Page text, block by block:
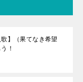
】（果てなき希望
！